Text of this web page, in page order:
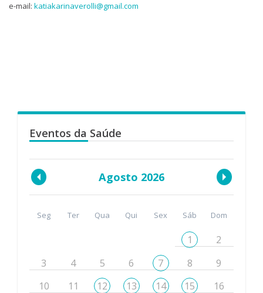
e-mail: katiakarinaverolli@gmail.com
Eventos da Saúde
Agosto 2026
Seg Ter Qua Qui Sex Sáb Dom
1
2
3
4 5 6 7 8
9
10
11 12 13 14 15
16